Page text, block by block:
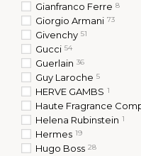
Gianfranco Ferre 8
Giorgio Armani 73
Givenchy 51
Gucci 54
Guerlain 36
Guy Laroche 5
HERVE GAMBS 1
Haute Fragrance
Helena Rubinstein 1
Hermes 19
Hugo Boss 28